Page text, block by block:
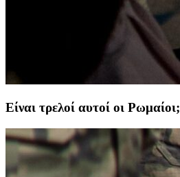
Είναι τρελοί αυτοί οι Ρωμαίοι;